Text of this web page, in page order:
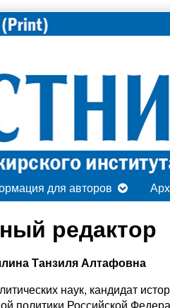
для авторов
редактор
Танзиля Алтафовна
наук, кандидат
политики Российской